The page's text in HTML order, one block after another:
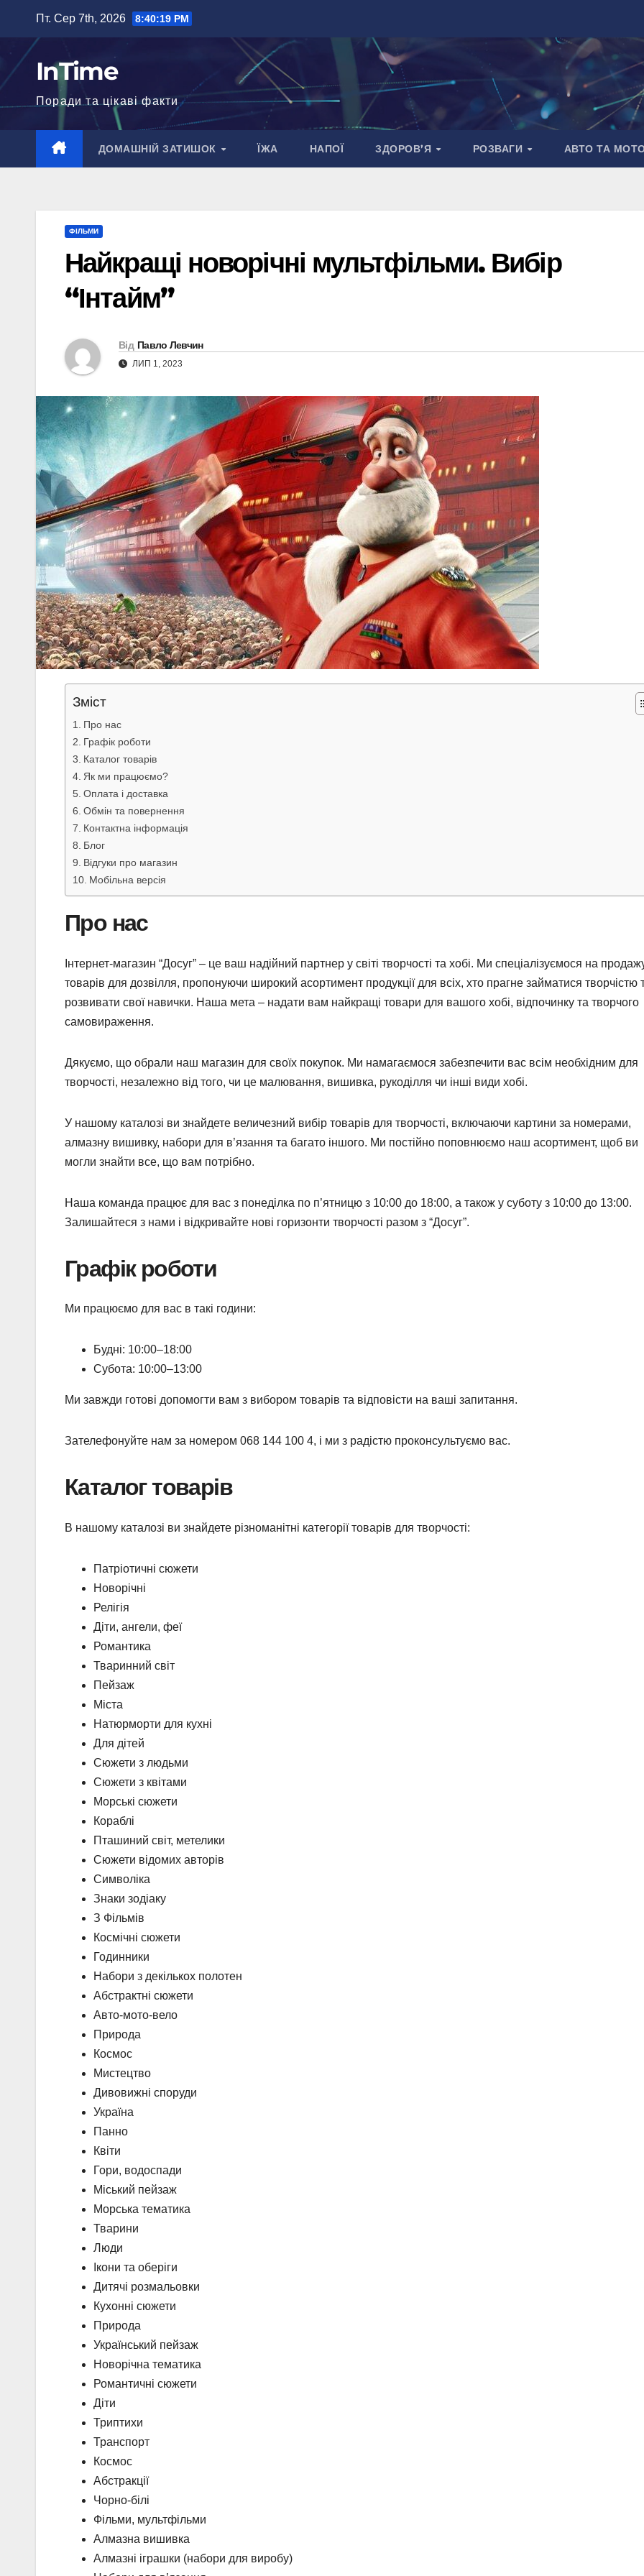
вмісту
Пт. Сер 7th, 2026 8:40:20 PM
InTime
Поради та цікаві факти
ДОМАШНІЙ ЗАТИШОК ЇЖА НАПОЇ ЗДОРОВ’Я РОЗВАГИ АВТО ТА
ФІЛЬМИ
Найкращі новорічні мультфільми. Вибір
“Інтайм”
Від Павло Левчин
ЛИП 1, 2023
Зміст
Про нас
Графік роботи
Каталог товарів
Як ми працюємо?
Оплата і доставка
Обмін та повернення
Контактна інформація
Блог
Відгуки про магазин
Мобільна версія
Про нас
Інтернет-магазин “Досуг” – це ваш надійний партнер у світі творчості та хобі. Ми спеціалізуємося на
товарів для дозвілля, пропонуючи широкий асортимент продукції для всіх, хто прагне займатися творчістю
розвивати свої навички. Наша мета – надати вам найкращі товари для вашого хобі, відпочинку та творчого
самовираження.
Дякуємо, що обрали наш магазин для своїх покупок. Ми намагаємося забезпечити вас всім необхідним для
творчості, незалежно від того, чи це малювання, вишивка, рукоділля чи інші види хобі.
У нашому каталозі ви знайдете величезний вибір товарів для творчості, включаючи картини за номерами,
алмазну вишивку, набори для в’язання та багато іншого. Ми постійно поповнюємо наш асортимент, щоб ви
могли знайти все, що вам потрібно.
Наша команда працює для вас з понеділка по п’ятницю з 10:00 до 18:00, а також у суботу з 10:00 до 13:00.
Залишайтеся з нами і відкривайте нові горизонти творчості разом з “Досуг”.
Графік роботи
Ми працюємо для вас в такі години:
Будні: 10:00–18:00
Субота: 10:00–13:00
Ми завжди готові допомогти вам з вибором товарів та відповісти на ваші запитання.
Зателефонуйте нам за номером 068 144 100 4, і ми з радістю проконсультуємо вас.
Каталог товарів
В нашому каталозі ви знайдете різноманітні категорії товарів для творчості:
Патріотичні сюжети
Новорічні
Релігія
Діти, ангели, феї
Романтика
Тваринний світ
Пейзаж
Міста
Натюрморти для кухні
Для дітей
Сюжети з людьми
Сюжети з квітами
Морські сюжети
Кораблі
Пташиний світ, метелики
Сюжети відомих авторів
Символіка
Знаки зодіаку
З Фільмів
Космічні сюжети
Годинники
Набори з декількох полотен
Абстрактні сюжети
Авто-мото-вело
Природа
Космос
Мистецтво
Дивовижні споруди
Україна
Панно
Квіти
Гори, водоспади
Міський пейзаж
Морська тематика
Тварини
Люди
Ікони та оберіги
Дитячі розмальовки
Кухонні сюжети
Природа
Український пейзаж
Новорічна тематика
Романтичні сюжети
Діти
Триптихи
Транспорт
Космос
Абстракції
Чорно-білі
Фільми, мультфільми
Алмазна вишивка
Алмазні іграшки (набори для виробу)